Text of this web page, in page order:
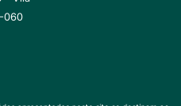
060